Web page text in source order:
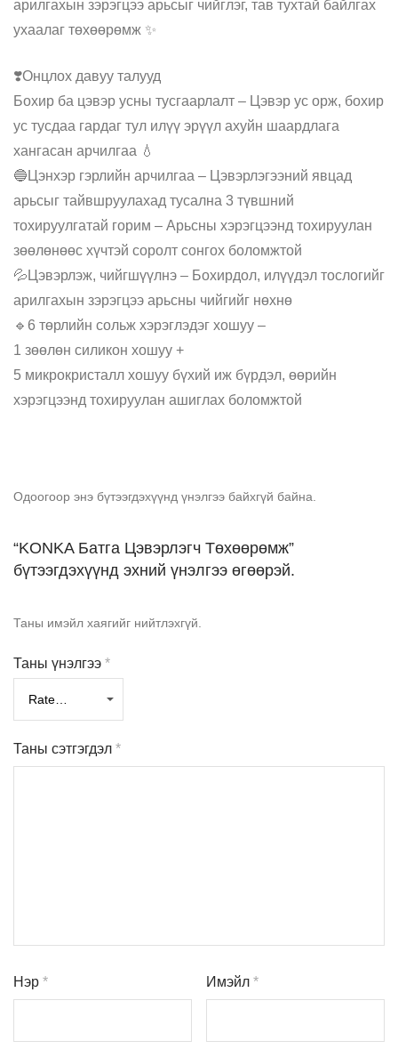
арилгахын зэрэгцээ арьсыг чийглэг, тав тухтай байлгах
ухаалаг төхөөрөмж ✨
❣️Онцлох давуу талууд
Бохир ба цэвэр усны тусгаарлалт – Цэвэр ус орж, бохир
ус тусдаа гардаг тул илүү эрүүл ахуйн шаардлага
хангасан арчилгаа 💧
🔵Цэнхэр гэрлийн арчилгаа – Цэвэрлэгээний явцад
арьсыг тайвшруулахад тусална 3 түвшний
тохируулгатай горим – Арьсны хэрэгцээнд тохируулан
зөөлөнөөс хүчтэй соролт сонгох боломжтой
💦Цэвэрлэж, чийгшүүлнэ – Бохирдол, илүүдэл тослогийг
арилгахын зэрэгцээ арьсны чийгийг нөхнө
🔹6 төрлийн сольж хэрэглэдэг хошуу –
1 зөөлөн силикон хошуу +
5 микрокристалл хошуу бүхий иж бүрдэл, өөрийн
хэрэгцээнд тохируулан ашиглах боломжтой
Одоогоор энэ бүтээгдэхүүнд үнэлгээ байхгүй байна.
“KONKA Батга Цэвэрлэгч Төхөөрөмж”
бүтээгдэхүүнд эхний үнэлгээ өгөөрэй.
Таны имэйл хаягийг нийтлэхгүй.
Таны үнэлгээ *
Таны сэтгэгдэл *
Нэр * Имэйл*